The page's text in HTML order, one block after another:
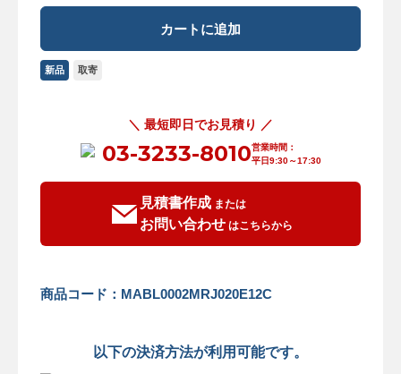
新品 取寄
＼ 最短即日でお見積り ／
03-3233-8010営業時間：
平日9:30～17:30
見積書作成または
お問い合わせはこちらから
商品コード：MABL0002MRJ020E12C
以下の決済方法が利用可能です。